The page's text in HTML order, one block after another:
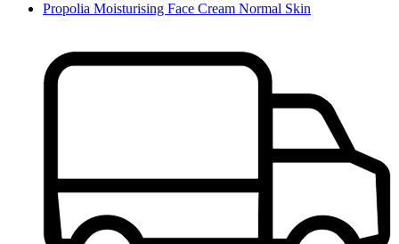
Propolia Moisturising Face Cream Normal Skin